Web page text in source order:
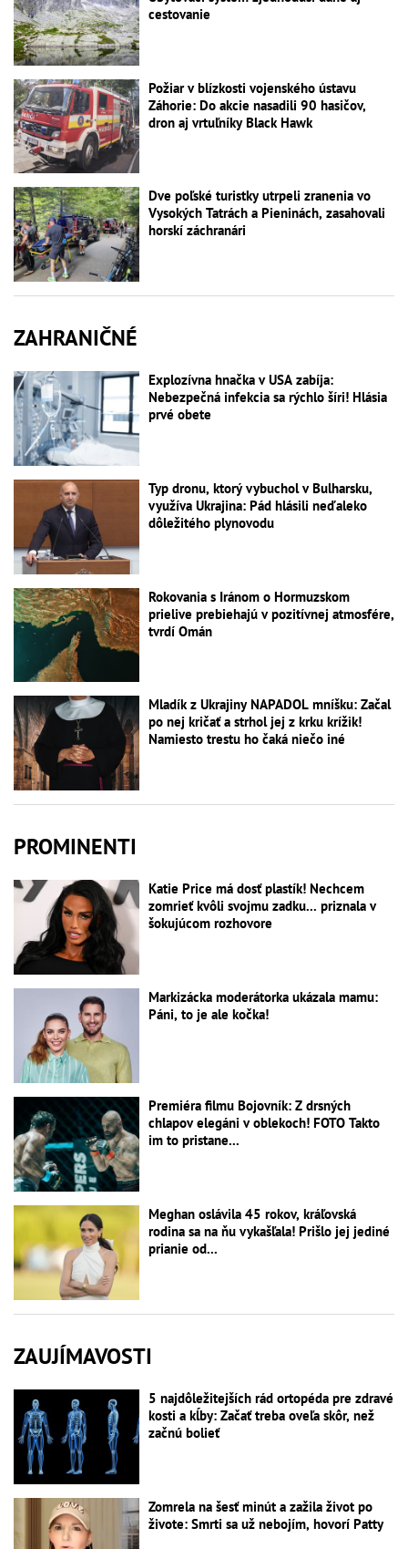
cestovanie
Požiar v blízkosti vojenského ústavu
Záhorie: Do akcie nasadili 90 hasičov,
dron aj vrtuľníky Black Hawk
Dve poľské turistky utrpeli zranenia vo
Vysokých Tatrách a Pieninách, zasahovali
horskí záchranári
ZAHRANIČNÉ
Explozívna hnačka v USA zabíja:
Nebezpečná infekcia sa rýchlo šíri! Hlásia
prvé obete
Typ dronu, ktorý vybuchol v Bulharsku,
využíva Ukrajina: Pád hlásili neďaleko
dôležitého plynovodu
Rokovania s Iránom o Hormuzskom
prielive prebiehajú v pozitívnej atmosfére,
tvrdí Omán
Mladík z Ukrajiny NAPADOL mníšku: Začal
po nej kričať a strhol jej z krku krížik!
Namiesto trestu ho čaká niečo iné
PROMINENTI
Katie Price má dosť plastík! Nechcem
zomrieť kvôli svojmu zadku... priznala v
šokujúcom rozhovore
Markizácka moderátorka ukázala mamu:
Páni, to je ale kočka!
Premiéra filmu Bojovník: Z drsných
chlapov elegáni v oblekoch! FOTO Takto
im to pristane...
Meghan oslávila 45 rokov, kráľovská
rodina sa na ňu vykašľala! Prišlo jej jediné
prianie od...
ZAUJÍMAVOSTI
5 najdôležitejších rád ortopéda pre zdravé
kosti a kĺby: Začať treba oveľa skôr, než
začnú bolieť
Zomrela na šesť minút a zažila život po
živote: Smrti sa už nebojím, hovorí Patty